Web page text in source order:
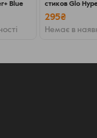
работы.
за
производя
подарок для
Blue
стиков Glo
295₴
Немає в